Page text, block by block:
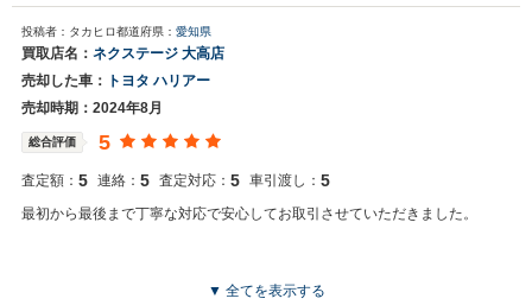
投稿者：タカヒロ都道府県： 愛知県
買取店名： ネクステージ 大高店
売却した車：
トヨタ ハリアー
売却時期：2024年8月
総合評価 5
査定額： 5 連絡： 5 査定対応： 5 車引渡し： 5
最初から最後まで丁寧な対応で安心してお取引させていただきました。
▼ 全てを表示する